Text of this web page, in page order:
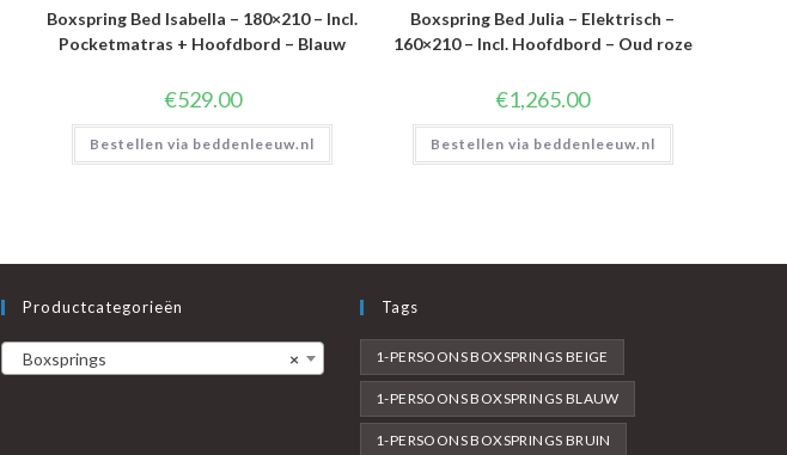
Boxspring Bed Isabella – 180×210 – Incl.
Pocketmatras + Hoofdbord – Blauw
€529.00
Bestellen via beddenleeuw.nl
Boxspring Bed Julia – Elektrisch –
160×210 – Incl. Hoofdbord – Oud roze
€1,265.00
Bestellen via beddenleeuw.nl
Productcategorieën
×
Boxsprings
Tags
1-PERSOONS BOXSPRINGS BEIGE
1-PERSOONS BOXSPRINGS BLAUW
1-PERSOONS BOXSPRINGS BRUIN